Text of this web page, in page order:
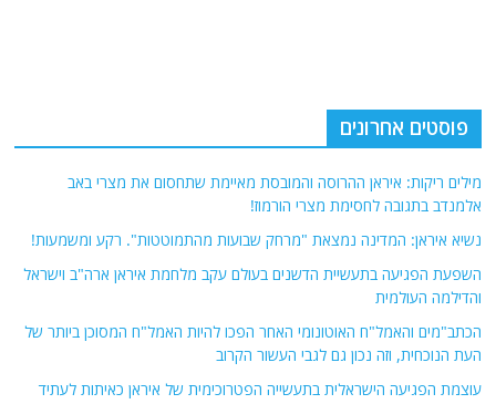
פוסטים אחרונים
מילים ריקות: איראן ההרוסה והמובסת מאיימת שתחסום את מצרי באב
אלמנדב בתגובה לחסימת מצרי הורמוז!
נשיא איראן: המדינה נמצאת "מרחק שבועות מהתמוטטות". רקע ומשמעות!
השפעת הפגיעה בתעשיית הדשנים בעולם עקב מלחמת איראן ארה"ב וישראל
והדילמה העולמית
הכתב"מים והאמל"ח האוטונומי האחר הפכו להיות האמל"ח המסוכן ביותר של
העת הנוכחית, וזה נכון גם לגבי העשור הקרוב
עוצמת הפגיעה הישראלית בתעשייה הפטרוכימית של איראן כאיתות לעתיד